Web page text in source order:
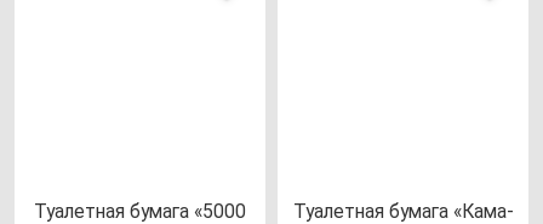
Туалет­ная бу­ма­га «5000
Туалет­ная бу­ма­га «Кама­